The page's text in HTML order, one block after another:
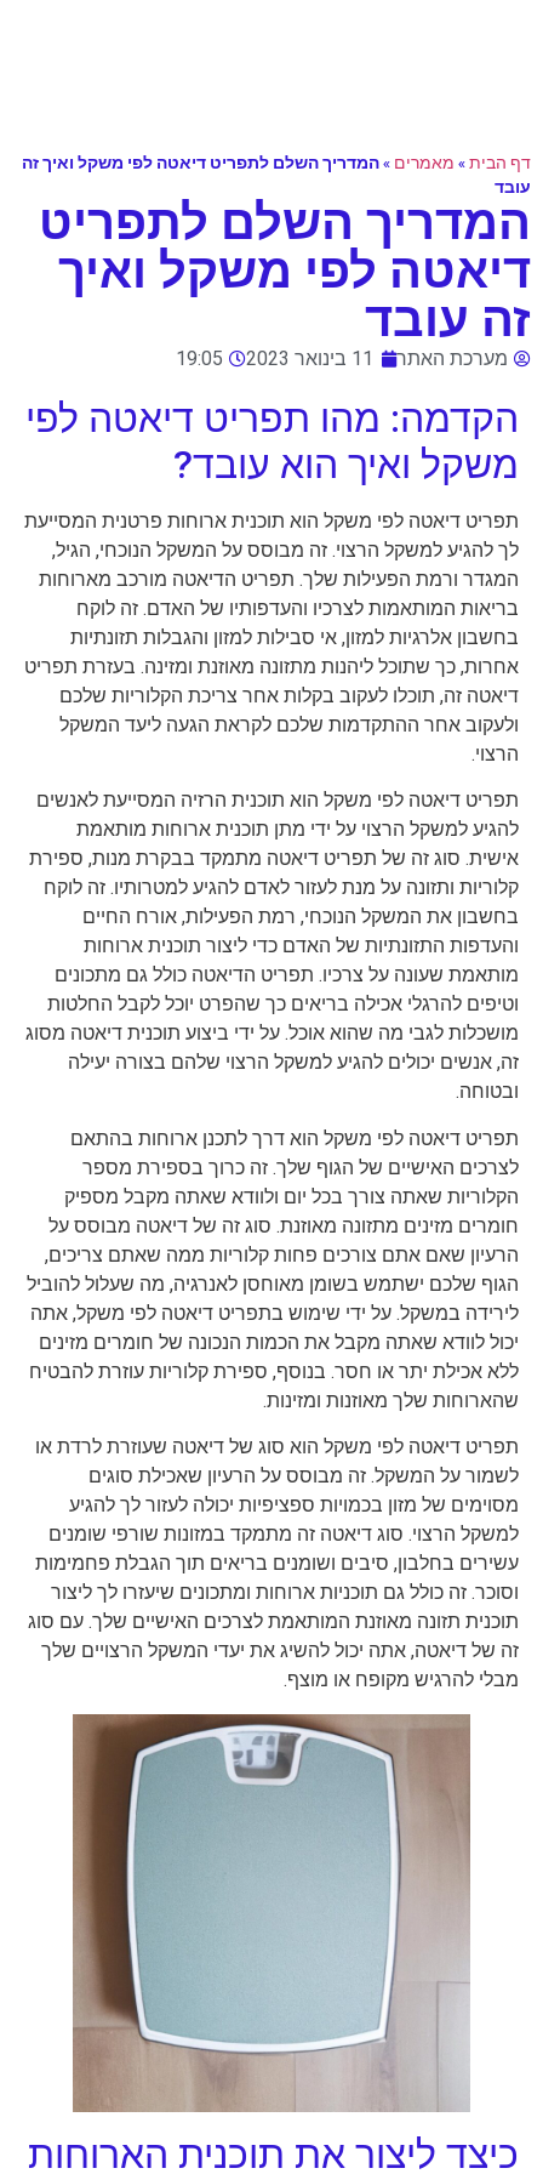
דף הבית» מאמרים »המדריך השלם לתפריט דיאטה לפי משקל ואיך זה
עובד
המדריך השלם לתפריט
דיאטה לפי משקל ואיך
זה עובד
מערכת האתר 11 בינואר 2023 19:05
הקדמה: מהו תפריט דיאטה לפי
משקל ואיך הוא עובד?
תפריט דיאטה לפי משקל הוא תוכנית ארוחות פרטנית המסייעת
לך להגיע למשקל הרצוי. זה מבוסס על המשקל הנוכחי, הגיל,
המגדר ורמת הפעילות שלך. תפריט הדיאטה מורכב מארוחות
בריאות המותאמות לצרכיו והעדפותיו של האדם. זה לוקח
בחשבון אלרגיות למזון, אי סבילות למזון והגבלות תזונתיות
אחרות, כך שתוכל ליהנות מתזונה מאוזנת ומזינה. בעזרת תפריט
דיאטה זה, תוכלו לעקוב בקלות אחר צריכת הקלוריות שלכם
ולעקוב אחר ההתקדמות שלכם לקראת הגעה ליעד המשקל
הרצוי.
תפריט דיאטה לפי משקל הוא תוכנית הרזיה המסייעת לאנשים
להגיע למשקל הרצוי על ידי מתן תוכנית ארוחות מותאמת
אישית. סוג זה של תפריט דיאטה מתמקד בבקרת מנות, ספירת
קלוריות ותזונה על מנת לעזור לאדם להגיע למטרותיו. זה לוקח
בחשבון את המשקל הנוכחי, רמת הפעילות, אורח החיים
והעדפות התזונתיות של האדם כדי ליצור תוכנית ארוחות
מותאמת שעונה על צרכיו. תפריט הדיאטה כולל גם מתכונים
וטיפים להרגלי אכילה בריאים כך שהפרט יוכל לקבל החלטות
מושכלות לגבי מה שהוא אוכל. על ידי ביצוע תוכנית דיאטה מסוג
זה, אנשים יכולים להגיע למשקל הרצוי שלהם בצורה יעילה
ובטוחה.
תפריט דיאטה לפי משקל הוא דרך לתכנן ארוחות בהתאם
לצרכים האישיים של הגוף שלך. זה כרוך בספירת מספר
הקלוריות שאתה צורך בכל יום ולוודא שאתה מקבל מספיק
חומרים מזינים מתזונה מאוזנת. סוג זה של דיאטה מבוסס על
הרעיון שאם אתם צורכים פחות קלוריות ממה שאתם צריכים,
הגוף שלכם ישתמש בשומן מאוחסן לאנרגיה, מה שעלול להוביל
לירידה במשקל. על ידי שימוש בתפריט דיאטה לפי משקל, אתה
יכול לוודא שאתה מקבל את הכמות הנכונה של חומרים מזינים
ללא אכילת יתר או חסר. בנוסף, ספירת קלוריות עוזרת להבטיח
שהארוחות שלך מאוזנות ומזינות.
תפריט דיאטה לפי משקל הוא סוג של דיאטה שעוזרת לרדת או
לשמור על המשקל. זה מבוסס על הרעיון שאכילת סוגים
מסוימים של מזון בכמויות ספציפיות יכולה לעזור לך להגיע
למשקל הרצוי. סוג דיאטה זה מתמקד במזונות שורפי שומנים
עשירים בחלבון, סיבים ושומנים בריאים תוך הגבלת פחמימות
וסוכר. זה כולל גם תוכניות ארוחות ומתכונים שיעזרו לך ליצור
תוכנית תזונה מאוזנת המותאמת לצרכים האישיים שלך. עם סוג
זה של דיאטה, אתה יכול להשיג את יעדי המשקל הרצויים שלך
מבלי להרגיש מקופח או מוצף.
כיצד ליצור את תוכנית הארוחות